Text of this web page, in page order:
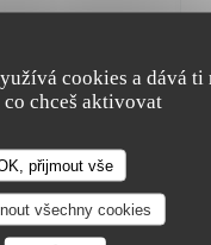
cookies a dává ti
co chceš aktivovat
přijmout vše
všechny cookies